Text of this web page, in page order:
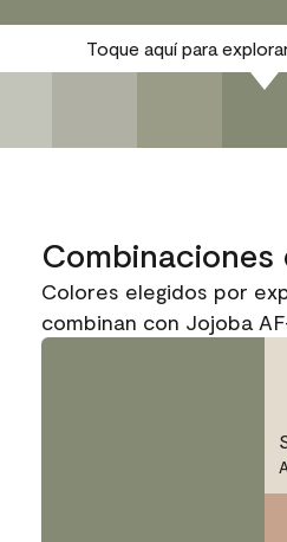
Toque aquí para
Combinaciones
Colores elegidos por
combinan con Jojoba